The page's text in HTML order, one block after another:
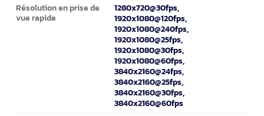
Résolution en prise de
vue rapide
1280x720@30fps,
1920x1080@120fps,
1920x1080@240fps,
1920x1080@25fps,
1920x1080@30fps,
1920x1080@60fps,
3840x2160@24fps,
3840x2160@25fps,
3840x2160@30fps,
3840x2160@60fps